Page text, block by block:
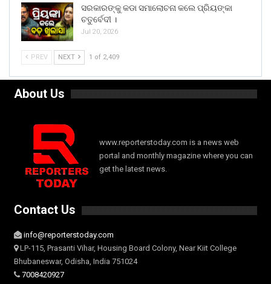
ସରକାରଙ୍କୁ କଡା ସମାଲୋଚନା କଲେ ପ୍ରିୟଙ୍କା
ଚତୁର୍ବେଦୀ ।
Jul 20, 2026
PREV NEXT 1 of 2,409
About Us
www.reporterstoday.com is a news web
portal and monthly magazine where you can
get the latest news.
Contact Us
info@reporterstoday.com
LP-115, Prasanti Vihar, Housing Board Colony, Near Kiit College
Bhubaneswar, Odisha, India 751024
7008420927